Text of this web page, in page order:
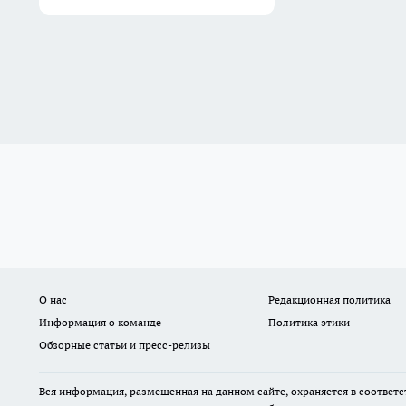
О нас Редакционная политика
Информация о команде
Политика этики
Обзорные статьи и пресс-релизы
Вся информация, размещенная на данном сайте, охраняется в